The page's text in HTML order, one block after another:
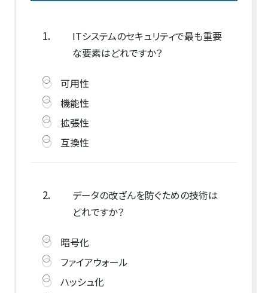
1.
ITシステムのセキュリティで最も重要
な要素はどれですか？
可用性
機能性
拡張性
互換性
2.
データの改ざんを防ぐための技術は
どれですか？
暗号化
ファイアウォール
ハッシュ化